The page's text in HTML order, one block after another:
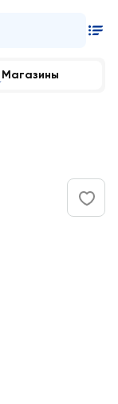
Магазины